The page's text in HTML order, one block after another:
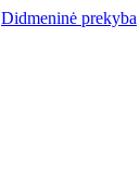
Didmeninė prekyba